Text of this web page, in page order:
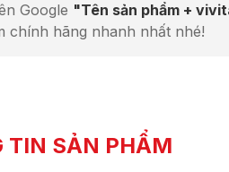
Google "Tên sản phẩm +
chính hãng nhanh nhất nhé!
TIN SẢN PHẨM